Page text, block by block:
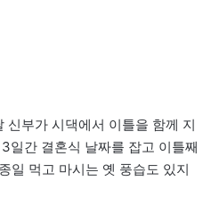
신부가 시댁에서 이틀을 함께 지
일간 결혼식 날짜를 잡고 이틀째
일 먹고 마시는 옛 풍습도 있지